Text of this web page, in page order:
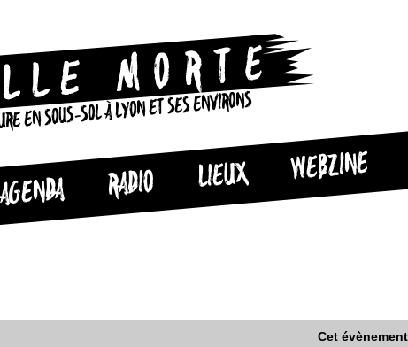
EN SOUS-SOL À LYON ET SES ENVIRONS
RADIO LIEUX WEBZINE
Cet